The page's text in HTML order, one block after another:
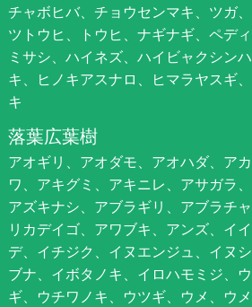
チャボヒバ、チョウセンマキ、ツガ、
ツトウヒ、トウヒ、ナギナギ、ペデ
ミサシ、ハイネズ、ハイビャクシン
キ、ヒノキアスナロ、ヒマラヤスギ
キ
落葉広葉樹
アオギリ、アオダモ、アオハダ、ア
ワ、アキグミ、アキニレ、アサガラ
アズキナシ、アブラギリ、アブラチ
リカデイゴ、アワブキ、アンズ、イ
デ、イチジク、イヌエンジュ、イヌ
ブナ、イボタノキ、イロハモミジ、
ギ、ウチワノキ、ウツギ、ウメ、ウ